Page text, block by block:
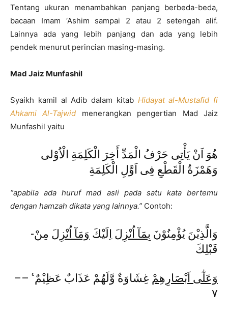
Tentang ukuran menambahkan panjang berbeda-beda,
bacaan Imam ‘Ashim sampai 2 atau 2 setengah alif.
Lainnya ada yang lebih panjang dan ada yang lebih
pendek menurut perincian masing-masing.
Mad Jaiz Munfashil
Syaikh kamil al Adib dalam kitab Hidayat al-Mustafid fi
Ahkami Al-Tajwid menerangkan pengertian Mad Jaiz
Munfashil yaitu
هُوَ اَنْ يَأْتِى حَرْفُ الْمَدِّ أَخِرَ الْكَلِمَةِ الْاُوْلى
وَهَمْزَةُ الْقَطْعِ فِى اَوَّلِ الْكَلِمَةِ
“apabila ada huruf mad asli pada satu kata bertemu
dengan hamzah dikata yang lainnya.” Contoh:
-وَالَّذِيْنَ يُؤْمِنُوْنَ بِمَآ اُنْزِلَ اِلَيْكَ وَمَآ اُنْزِلَ مِنْ
قَبْلِكَ
– وَعَلٰٓى اَبْصَارِهِمْ غِشَاوَةٌ وَّلَهُمْ عَذَابٌ عَظِيْمٌ ࣖ –
٧